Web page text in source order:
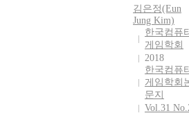
been classified
as artists in
Germany, as
addicts in
Korea. And,
Germany also
has incentives
to creators
을 자발적으로
플레이하도록
하 는 게임으
서의 특성에
한 연구가 추
로 필요하다.
논문에서는 31
개 휴먼 컴퓨
김은정(Eun
Jung Kim)
한국컴퓨
게임학회
2018
한국컴퓨
게임학회
문지
Vol.31